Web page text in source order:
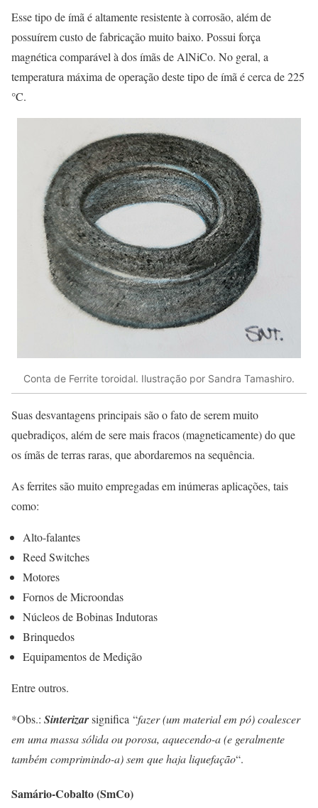
Esse tipo de ímã é altamente resistente à corrosão, além de
possuírem custo de fabricação muito baixo. Possui força
magnética comparável à dos ímãs de AlNiCo. No geral, a
temperatura máxima de operação deste tipo de ímã é cerca de 225
°C.
Conta de Ferrite toroidal. Ilustração por Sandra Tamashiro.
Suas desvantagens principais são o fato de serem muito
quebradiços, além de sere mais fracos (magneticamente) do que
os ímãs de terras raras, que abordaremos na sequência.
As ferrites são muito empregadas em inúmeras aplicações, tais
como:
Alto-falantes
Reed Switches
Motores
Fornos de Microondas
Núcleos de Bobinas Indutoras
Brinquedos
Equipamentos de Medição
Entre outros.
*Obs.: Sinterizarsignifica “fazer (um material em pó) coalescer
em uma massa sólida ou porosa, aquecendo-a (e geralmente
também comprimindo-a) sem que haja liquefação“.
Samário-Cobalto (SmCo)